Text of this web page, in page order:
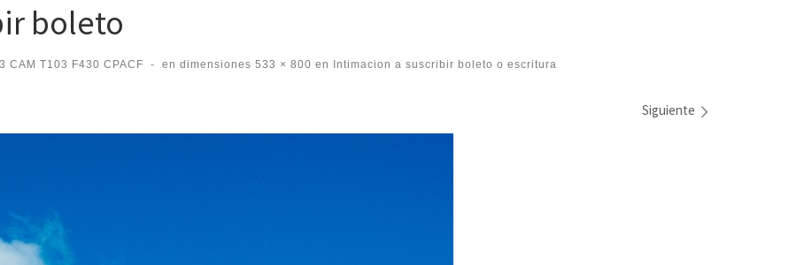
boleto
CAM T103 F430 CPACF - en dimensiones 533 × 800 en Intimacion a suscribir boleto o escritura
Siguiente